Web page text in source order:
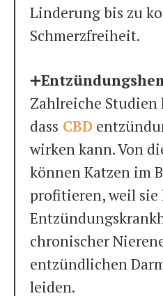
Linderung bis zu
Schmerzfreiheit.
➕
Zahlreiche Studien
dass CBD
wirken kann. Von
können Katzen im
profitieren, weil sie
chronischer
entzündlichen
leiden.